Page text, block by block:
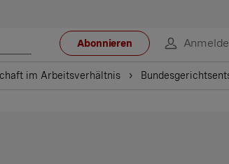
Abonnieren
im Arbeitsverhältnis